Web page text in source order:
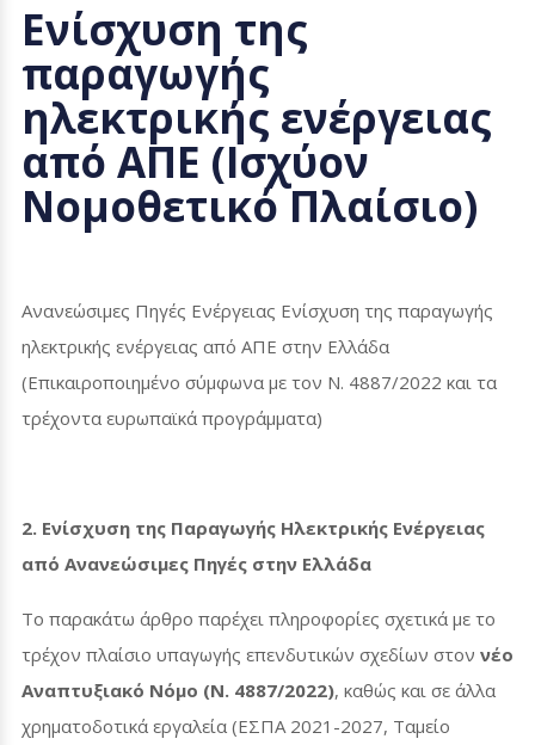
Eνίσχυση της
παραγωγής
ηλεκτρικής ενέργειας
από ΑΠΕ (Ισχύον
Νομοθετικό Πλαίσιο)
Ανανεώσιμες Πηγές Ενέργειας Ενίσχυση της παραγωγής
ηλεκτρικής ενέργειας από ΑΠΕ στην Ελλάδα
(Επικαιροποιημένο σύμφωνα με τον Ν. 4887/2022 και τα
τρέχοντα ευρωπαϊκά προγράμματα)
2. Ενίσχυση της Παραγωγής Ηλεκτρικής Ενέργειας
από Ανανεώσιμες Πηγές στην Ελλάδα
Το παρακάτω άρθρο παρέχει πληροφορίες σχετικά με το
τρέχον πλαίσιο υπαγωγής επενδυτικών σχεδίων στον νέο
Αναπτυξιακό Νόμο (Ν. 4887/2022), καθώς και σε άλλα
χρηματοδοτικά εργαλεία (ΕΣΠΑ 2021-2027, Ταμείο